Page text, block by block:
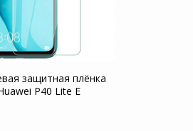
защитная плёнка
P40 Lite E